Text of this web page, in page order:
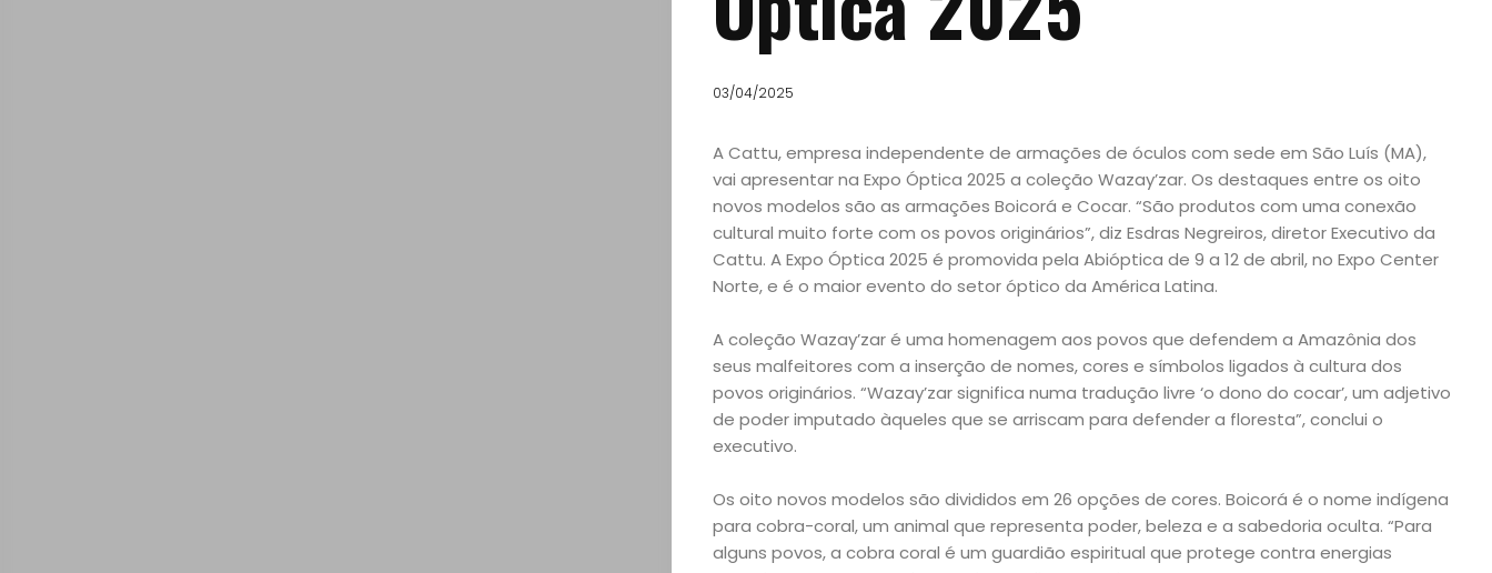
Home
e
03/04/2025
A Cattu, empresa independente de armações de óculos com sede em São Luís (MA),
vai apresentar na Expo Óptica 2025 a coleção Wazay’zar. Os destaques entre os oito
novos modelos são as armações Boicorá e Cocar. “São produtos com uma conexão
cultural muito forte com os povos originários”, diz Esdras Negreiros, diretor Executivo da
Cattu. A Expo Óptica 2025 é promovida pela Abióptica de 9 a 12 de abril, no Expo Center
Norte, e é o maior evento do setor óptico da América Latina.
A coleção Wazay’zar é uma homenagem aos povos que defendem a Amazônia dos
seus malfeitores com a inserção de nomes, cores e símbolos ligados à cultura dos
povos originários. “Wazay’zar significa numa tradução livre ‘o dono do cocar’, um adjetivo
de poder imputado àqueles que se arriscam para defender a floresta”, conclui o
executivo.
Os oito novos modelos são divididos em 26 opções de cores. Boicorá é o nome indígena
para cobra-coral, um animal que representa poder, beleza e a sabedoria oculta. “Para
alguns povos, a cobra coral é um guardião espiritual que protege contra energias